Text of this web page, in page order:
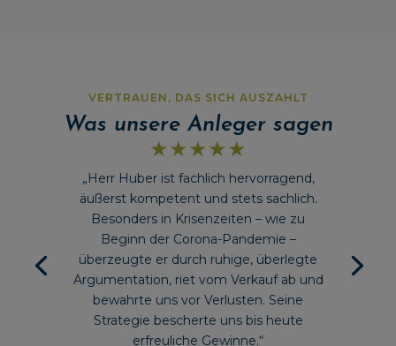
VERTRAUEN, DAS SICH AUSZAHLT
Was unsere Anleger sagen
★★★★★
„Herr Huber ist fachlich hervorragend,
äußerst kompetent und stets sachlich.
Besonders in Krisenzeiten – wie zu
Beginn der Corona-Pandemie –
überzeugte er durch ruhige, überlegte
Argumentation, riet vom Verkauf ab und
bewahrte uns vor Verlusten. Seine
Strategie bescherte uns bis heute
erfreuliche Gewinne.“